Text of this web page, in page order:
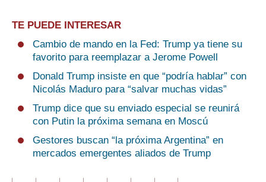
TE PUEDE INTERESAR
Cambio de mando en la Fed: Trump ya tiene su
favorito para reemplazar a Jerome Powell
Donald Trump insiste en que “podría hablar” con
Nicolás Maduro para “salvar muchas vidas”
Trump dice que su enviado especial se reunirá
con Putin la próxima semana en Moscú
Gestores buscan “la próxima Argentina” en
mercados emergentes aliados de Trump